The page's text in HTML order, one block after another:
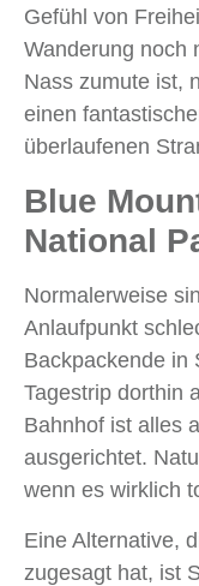
Gefühl von
Wanderung noch
Nass zumute ist,
einen
überlaufenen
Blue
National
Normalerweise
Anlaufpunkt
Backpackende in
Tagestrip dorthin
Bahnhof ist alles
ausgerichtet.
wenn es wirklich
Eine Alternative,
zugesagt hat, ist